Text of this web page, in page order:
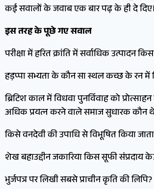
कई सवालों के जवाब एक बार पढ़ के ही दे दिए।
इस तरह के पूछे गए सवाल
परीक्षा में हरित क्रांति में सर्वाधिक उत्पादन
हड़प्पा सभ्यता के कौन सा स्थल कच्छ के रन में
ब्रिटिश काल में विधवा पुनर्विवाह को
अधिक प्रयत्न करने वाले समाज सुधारक कौन
किसे वनदेवी की उपाधि से विभूषित किया
शेख बहाउद्दीन जकारिया किस सूफी संप्रदाय
भुर्जपत्र पर लिखी सबसे प्राचीन कृति की लिपि?